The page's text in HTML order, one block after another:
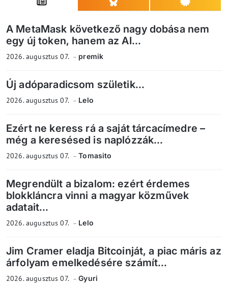
A MetaMask következő nagy dobása nem
egy új token, hanem az AI...
2026. augusztus 07. premik
Új adóparadicsom születik...
2026. augusztus 07. Lelo
Ezért ne keress rá a saját tárcacímedre –
még a keresésed is naplózzák...
2026. augusztus 07. Tomasito
Megrendült a bizalom: ezért érdemes
blokkláncra vinni a magyar közművek
adatait...
2026. augusztus 07. Lelo
Jim Cramer eladja Bitcoinját, a piac máris az
árfolyam emelkedésére számít...
2026. augusztus 07. Gyuri